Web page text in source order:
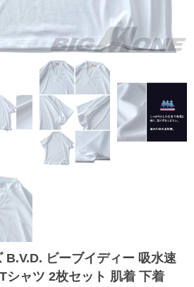
B.V.D. ビーブイディー 吸水速
シャツ 2枚セット 肌着 下着